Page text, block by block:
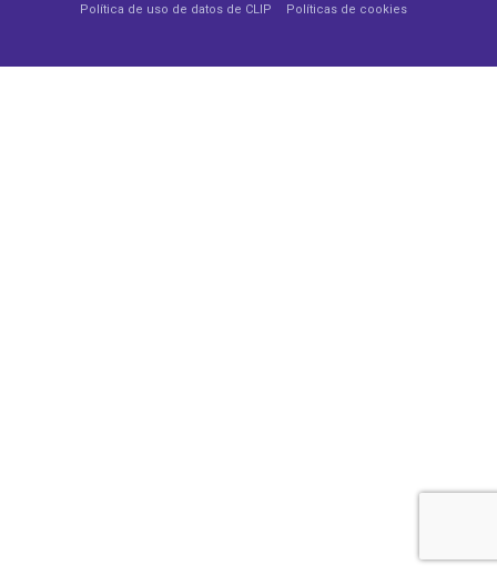
Política de uso de datos de CLIP Políticas de cookies